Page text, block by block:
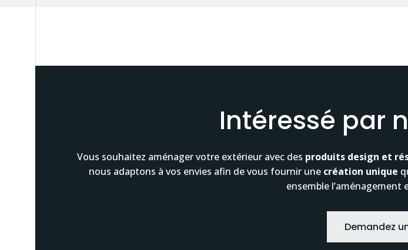
Intéressé par
Vous souhaitez aménager votre extérieur avec des produits design et
nous adaptons à vos envies afin de vous fournir une création unique
ensemble l’aménagement
Demandez